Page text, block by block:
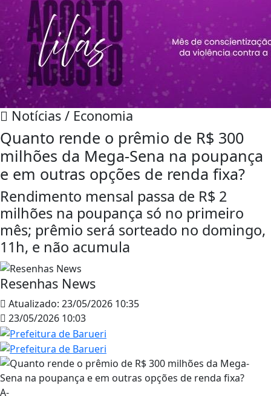
Notícias / Economia
Quanto rende o prêmio de R$ 300
milhões da Mega-Sena na poupança
e em outras opções de renda fixa?
Rendimento mensal passa de R$ 2
milhões na poupança só no primeiro
mês; prêmio será sorteado no domingo,
11h, e não acumula
Resenhas News
Atualizado: 23/05/2026 10:35
23/05/2026 10:03
A-